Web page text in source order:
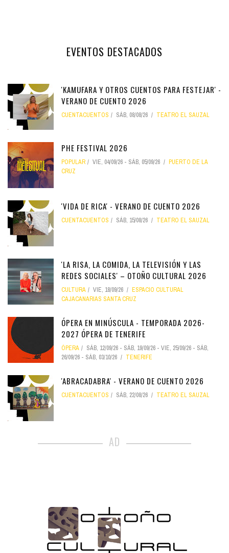
EVENTOS DESTACADOS
'KAMUFARA Y OTROS CUENTOS PARA FESTEJAR' -
VERANO DE CUENTO 2026
CUENTACUENTOS SÁB, 08/08/26 TEATRO EL SAUZAL
PHE FESTIVAL 2026
POPULAR VIE, 04/09/26 - SÁB, 05/09/26
PUERTO DE LA
CRUZ
'VIDA DE RICA' - VERANO DE CUENTO 2026
CUENTACUENTOS SÁB, 15/08/26 TEATRO EL SAUZAL
'LA RISA, LA COMIDA, LA TELEVISIÓN Y LAS
REDES SOCIALES' – OTOÑO CULTURAL 2026
CULTURA VIE, 18/09/26
ESPACIO CULTURAL
CAJACANARIAS SANTA CRUZ
ÓPERA EN MINÚSCULA - TEMPORADA 2026-
2027 ÓPERA DE TENERIFE
ÓPERA SÁB, 12/09/26 - SÁB, 19/09/26 - VIE, 25/09/26 - SÁB,
26/09/26 - SÁB, 03/10/26 TENERIFE
'ABRACADABRA' - VERANO DE CUENTO 2026
CUENTACUENTOS SÁB, 22/08/26 TEATRO EL SAUZAL
AD